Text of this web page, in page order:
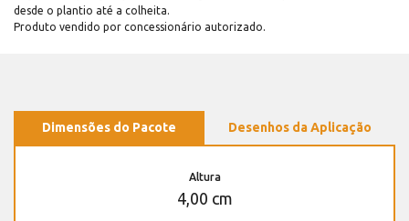
desde o plantio até a colheita.
Produto vendido por concessionário autorizado.
Dimensões do Pacote Desenhos da Aplicação
Altura
4,00 cm